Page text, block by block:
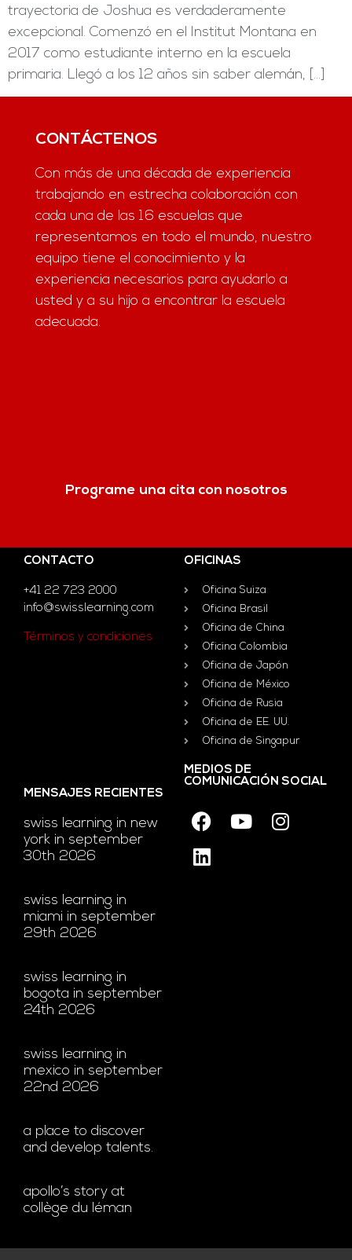
trayectoria de Joshua es verdaderamente
excepcional. Comenzó en el Institut Montana en
2017 como estudiante interno en la escuela
primaria. Llegó a los 12 años sin saber alemán, […]
CONTÁCTENOS
Con más de una década de experiencia
trabajando en estrecha colaboración con
cada una de las 16 escuelas que
representamos en todo el mundo, nuestro
equipo tiene el conocimiento y la
experiencia necesarios para ayudarlo a
usted y a su hijo a encontrar la escuela
adecuada.
Programe una cita con nosotros
CONTACTO
+41 22 723 2000
info@swisslearning.com
Términos y condiciones
OFICINAS
Oficina Suiza
Oficina Brasil
Oficina de China
Oficina Colombia
Oficina de Japón
Oficina de México
Oficina de Rusia
Oficina de EE. UU.
Oficina de Singapur
MENSAJES RECIENTES
swiss learning in new
york in september
30th 2026
swiss learning in
miami in september
29th 2026
swiss learning in
bogota in september
24th 2026
swiss learning in
mexico in september
22nd 2026
a place to discover
and develop talents.
apollo’s story at
collège du léman
MEDIOS DE
COMUNICACIÓN SOCIAL